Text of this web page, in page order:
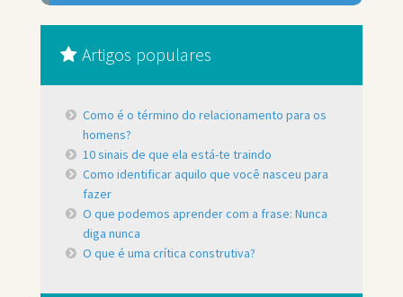
Artigos populares
Como é o término do relacionamento para os
homens?
10 sinais de que ela está-te traindo
Como identificar aquilo que você nasceu para
fazer
O que podemos aprender com a frase: Nunca
diga nunca
O que é uma crítica construtiva?